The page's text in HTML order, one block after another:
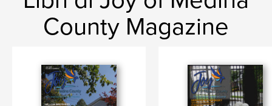
County Magazine